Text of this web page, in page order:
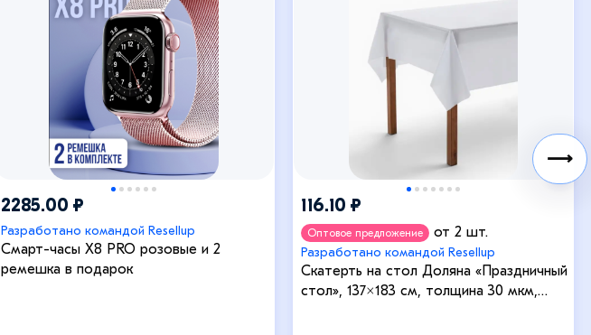
2285.00 ₽
Разработано командой Resellup
Смарт-часы Х8 PRO розовые и 2
ремешка в подарок
116.10 ₽
Оптовое предложение от 2 шт.
Разработано командой Resellup
Скатерть на стол Доляна «Праздничный
стол», 137×183 см, толщина 30 мкм,
⟶